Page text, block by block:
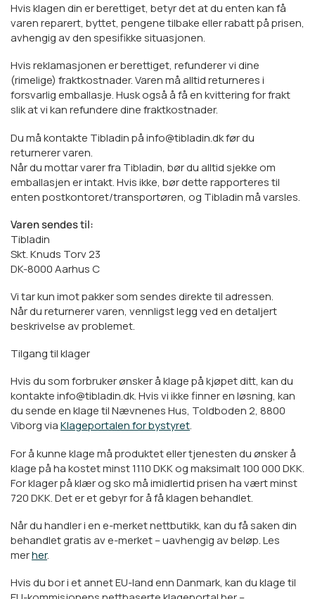
Hvis klagen din er berettiget, betyr det at du enten kan få
varen reparert, byttet, pengene tilbake eller rabatt på prisen,
avhengig av den spesifikke situasjonen.
Hvis reklamasjonen er berettiget, refunderer vi dine
(rimelige) fraktkostnader. Varen må alltid returneres i
forsvarlig emballasje. Husk også å få en kvittering for frakt
slik at vi kan refundere dine fraktkostnader.
Du må kontakte Tibladin på info@tibladin.dk før du
returnerer varen.
Når du mottar varer fra Tibladin, bør du alltid sjekke om
emballasjen er intakt. Hvis ikke, bør dette rapporteres til
enten postkontoret/transportøren, og Tibladin må varsles.
Varen sendes til:
Tibladin
Skt. Knuds Torv 23
DK-8000 Aarhus C
Vi tar kun imot pakker som sendes direkte til adressen.
Når du returnerer varen, vennligst legg ved en detaljert
beskrivelse av problemet.
Tilgang til klager
Hvis du som forbruker ønsker å klage på kjøpet ditt, kan du
kontakte info@tibladin.dk. Hvis vi ikke finner en løsning, kan
du sende en klage til Nævnenes Hus, Toldboden 2, 8800
Viborg viaKlageportalen for bystyret.
For å kunne klage må produktet eller tjenesten du ønsker å
klage på ha kostet minst 1110 DKK og maksimalt 100 000 DKK.
For klager på klær og sko må imidlertid prisen ha vært minst
720 DKK. Det er et gebyr for å få klagen behandlet.
Når du handler i en e-merket nettbutikk, kan du få saken din
behandlet gratis av e-merket – uavhengig av beløp. Les
merher.
Hvis du bor i et annet EU-land enn Danmark, kan du klage til